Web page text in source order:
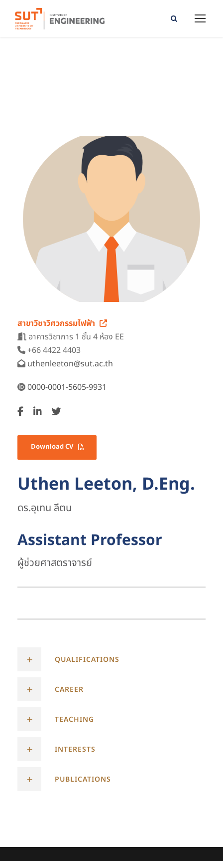
สาขาวิชาวิศวกรรมไฟฟ้า
อาคารวิชาการ 1 ชั้น 4 ห้อง EE
+66 4422 4403
uthenleeton@sut.ac.th
0000-0001-5605-9931
Download CV
Uthen Leeton, D.Eng.
ดร.อุเทน ลีตน
Assistant Professor
ผู้ช่วยศาสตราจารย์
QUALIFICATIONS
CAREER
TEACHING
INTERESTS
PUBLICATIONS